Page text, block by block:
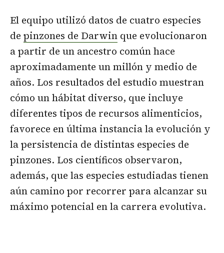
El equipo utilizó datos de cuatro especies
de pinzones de Darwin que evolucionaron
a partir de un ancestro común hace
aproximadamente un millón y medio de
años. Los resultados del estudio muestran
cómo un hábitat diverso, que incluye
diferentes tipos de recursos alimenticios,
favorece en última instancia la evolución y
la persistencia de distintas especies de
pinzones. Los científicos observaron,
además, que las especies estudiadas tienen
aún camino por recorrer para alcanzar su
máximo potencial en la carrera evolutiva.